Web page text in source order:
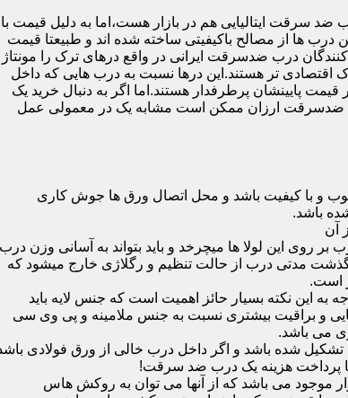
سرقت ایتالیایی هم در بازار هست،اما به دلیل قیمت
ها از مصالح باکیفیتی ساخته شده اند و طبیعتا قیمت
درب ضدسرقت ایرانی در واقع درهای ترک را مونتاژ
اقتصادی تر هستند.این درها نسبت به درب هایی که داخل
پایینشان پرطرفدار هستند.اما اگر به دنبال خرید یک
ضدسرقت ارزان ممکن است مشابه یک در معمولی عمل
و با کیفیت باشد و محل اتصال ورق ها جوش کاری
روی این لولا ها میچرخد و باید بتواند به آسانی وزن درب
گذشت مدتی درب از حالت تنظیم و رگلاژی خارج میشود که
این نکته بسیار حائز اهمیت است که جنس لایه باید
و براقیت بیشتری نسبت به جنس ملامینه و پی وی سی
می باشد.
شده باشد و اگر داخل درب خالی از ورق فولادی
با پرداخت هزینه یک درب ضد سرقت!
می باشد که از آنها می توان به روکش هاس